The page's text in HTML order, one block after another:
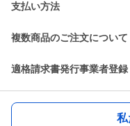
支払い方法
複数商品のご注文について
適格請求書発行事業者登録
私